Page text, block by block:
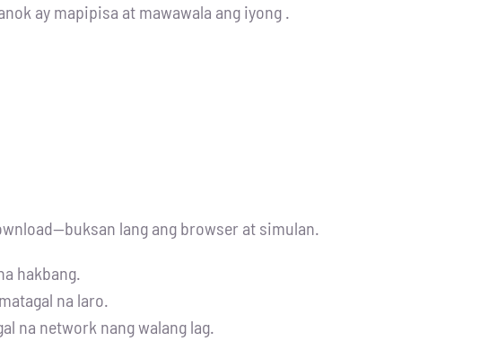
ay mapipisa at mawawala ang iyong .
lang ang browser at simulan.
hakbang.
na laro.
na network nang walang lag.